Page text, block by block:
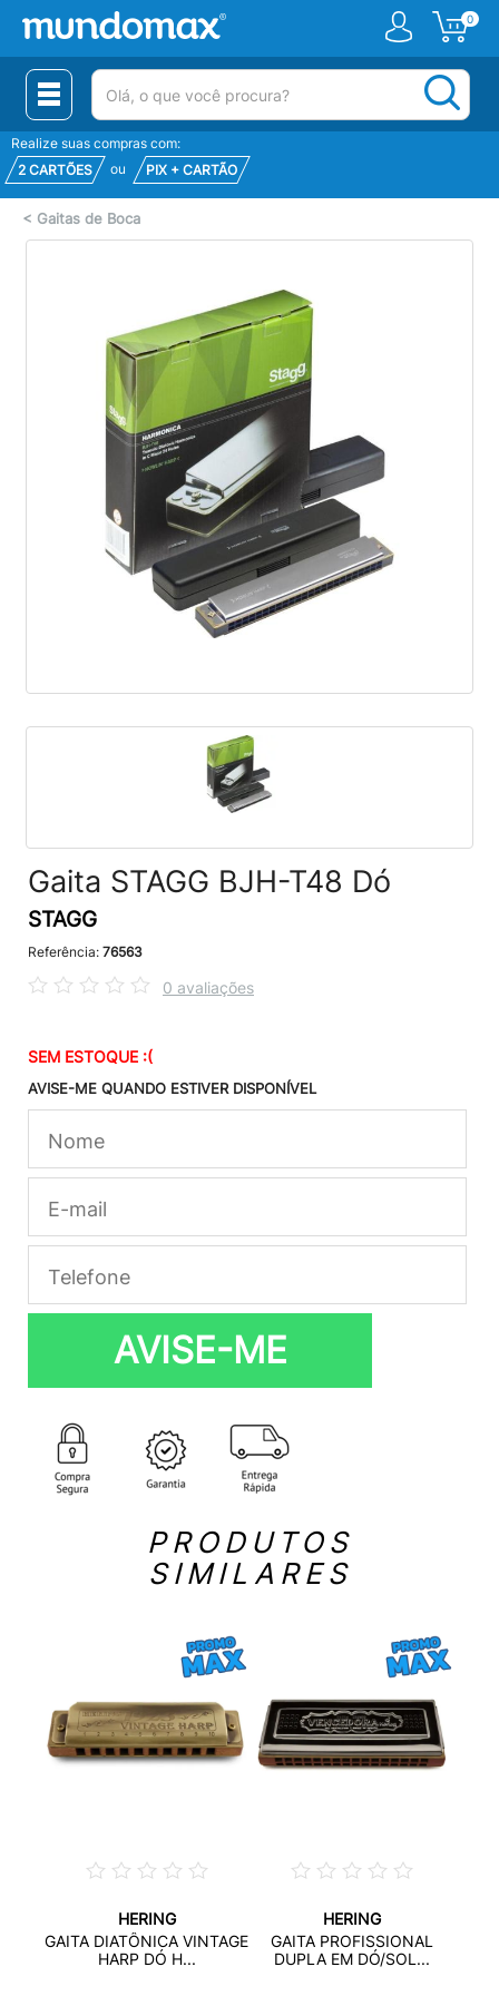
0
(pesquisar)
Realize suas compras com:
2 CARTÕES
ou PIX + CARTÃO
< Gaitas de Boca
Gaita STAGG BJH-T48 Dó
STAGG
Referência: 76563
0 avaliações
SEM ESTOQUE :(
AVISE-ME QUANDO ESTIVER DISPONÍVEL
AVISE-ME
PRODUTOS
SIMILARES
HERING
GAITA DIATÔNICA VINTAGE
HARP DÓ H...
HERING
GAITA PROFISSIONAL
DUPLA EM DÓ/SOL...